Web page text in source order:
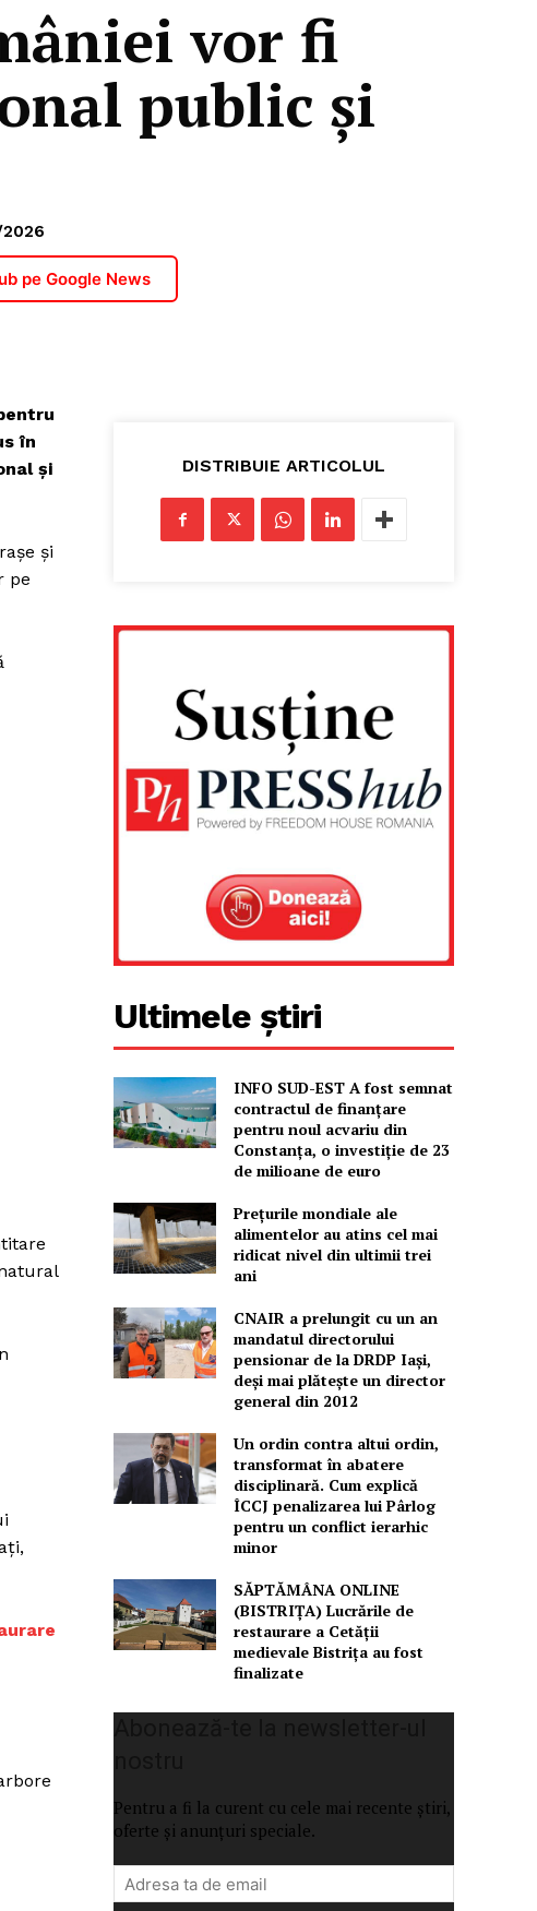
vor fi
public și
pe Google News
în
și
și
pe
DISTRIBUIE ARTICOLUL
Ultimele știri
INFO SUD-EST A fost semnat
contractul de finanțare
pentru noul acvariu din
Constanța, o investiție de 23
de milioane de euro
Prețurile mondiale ale
alimentelor au atins cel mai
ridicat nivel din ultimii trei
ani
CNAIR a prelungit cu un an
mandatul directorului
pensionar de la DRDP Iași,
deși mai plătește un director
general din 2012
Un ordin contra altui ordin,
transformat în abatere
disciplinară. Cum explică
ÎCCJ penalizarea lui Pârlog
pentru un conflict ierarhic
minor
SĂPTĂMÂNA ONLINE
(BISTRIȚA) Lucrările de
restaurare a Cetăţii
medievale Bistriţa au fost
finalizate
Pentru a fi la curent cu cele mai recente știri,
oferte și anunțuri speciale.